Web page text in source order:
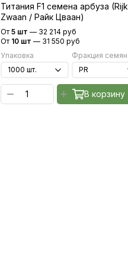
Титания F1 семена арбуза (Rijk
Zwaan / Райк Цваан)
От 5 шт — 32 214 руб
От 10 шт — 31 550 руб
Упаковка
Фракция семян
В корзину